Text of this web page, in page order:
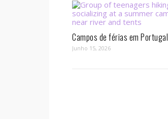
Campos de férias em Portugal
Junho 15, 2026